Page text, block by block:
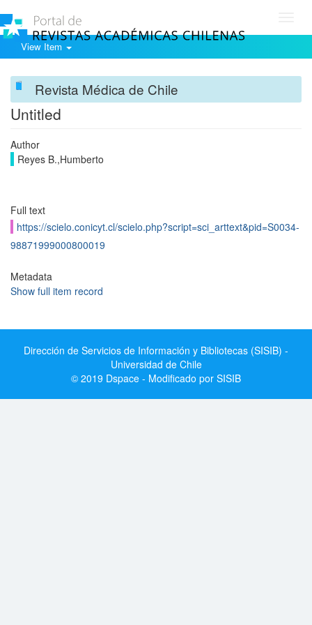
View Item
Revista Médica de Chile
Untitled
Author
Reyes B.,Humberto
Full text
https://scielo.conicyt.cl/scielo.php?script=sci_arttext&pid=S0034-
98871999000800019
Metadata
Show full item record
Dirección de Servicios de Información y Bibliotecas (SISIB) -
Universidad de Chile
© 2019 Dspace - Modificado por SISIB